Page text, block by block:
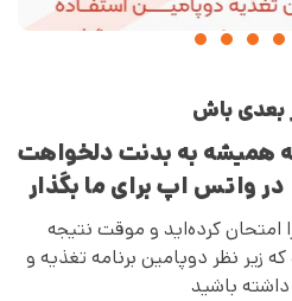
بعدی باش
همیشه به بدنت دلخواهت
واتس اپ برای ما بگذار
امتحان کرده‌اید و موقت نتیجه
زیر نظر دوپامین برنامه تغذیه و
باشید